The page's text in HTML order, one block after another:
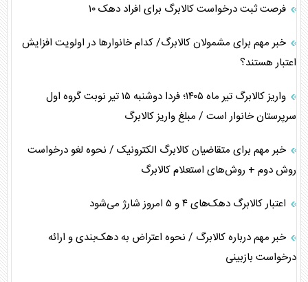
فرصت ثبت درخواست کالابرگ برای افراد دهک ۱۰
خبر مهم برای مشمولان کالابرگ/ کدام خانوار‌ها در اولویت افزایش
اعتبار هستند؟
واریز کالابرگ تیر ماه ۱۴۰۵؛ فردا دوشنبه ۱۵ تیر نوبت گروه اول
سرپرستان خانوار است / مبلغ واریز کالابرگ
خبر مهم برای متقاضیان کالابرگ الکترونیک / نحوه لغو درخواست
روش دوم + روش‌های استعلام کالابرگ
اعتبار کالابرگ دهک‌های ۴ و ۵ امروز شارژ می‌شود
خبر مهم درباره کالابرگ / نحوه اعتراض به دهک‌بندی و ارائه
درخواست بازبینی